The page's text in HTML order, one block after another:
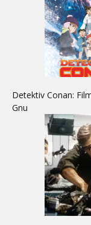
Detektiv Conan:
Gnu